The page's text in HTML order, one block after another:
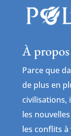
À propos
Parce que
de plus en
civilisations,
les
les conflits